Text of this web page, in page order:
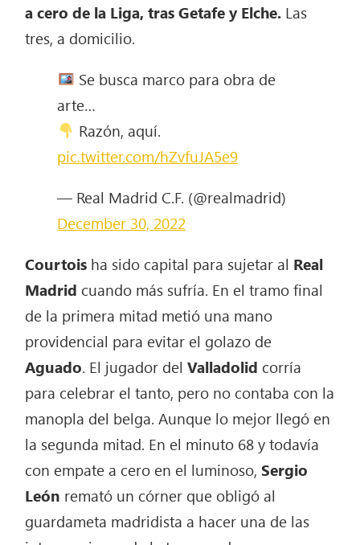
a cero de la Liga, tras Getafe y Elche. Las
tres, a domicilio.
Se busca marco para obra de
arte…
Razón, aquí.
pic.twitter.com/hZvfuJA5e9
— Real Madrid C.F. (@realmadrid)
December 30, 2022
Courtois ha sido capital para sujetar al Real
Madrid cuando más sufría. En el tramo final
de la primera mitad metió una mano
providencial para evitar el golazo de
Aguado. El jugador delValladolid corría
para celebrar el tanto, pero no contaba con la
manopla del belga. Aunque lo mejor llegó en
la segunda mitad. En el minuto 68 y todavía
con empate a cero en el luminoso, Sergio
León remató un córner que obligó al
guardameta madridista a hacer una de las